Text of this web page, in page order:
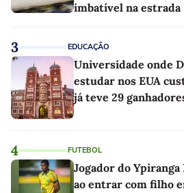
imbatível na estrada
3 EDUCAÇÃO
Universidade onde
estudar nos EUA
já teve 29
4 FUTEBOL
Jogador do Ypiranga
ao entrar com filho